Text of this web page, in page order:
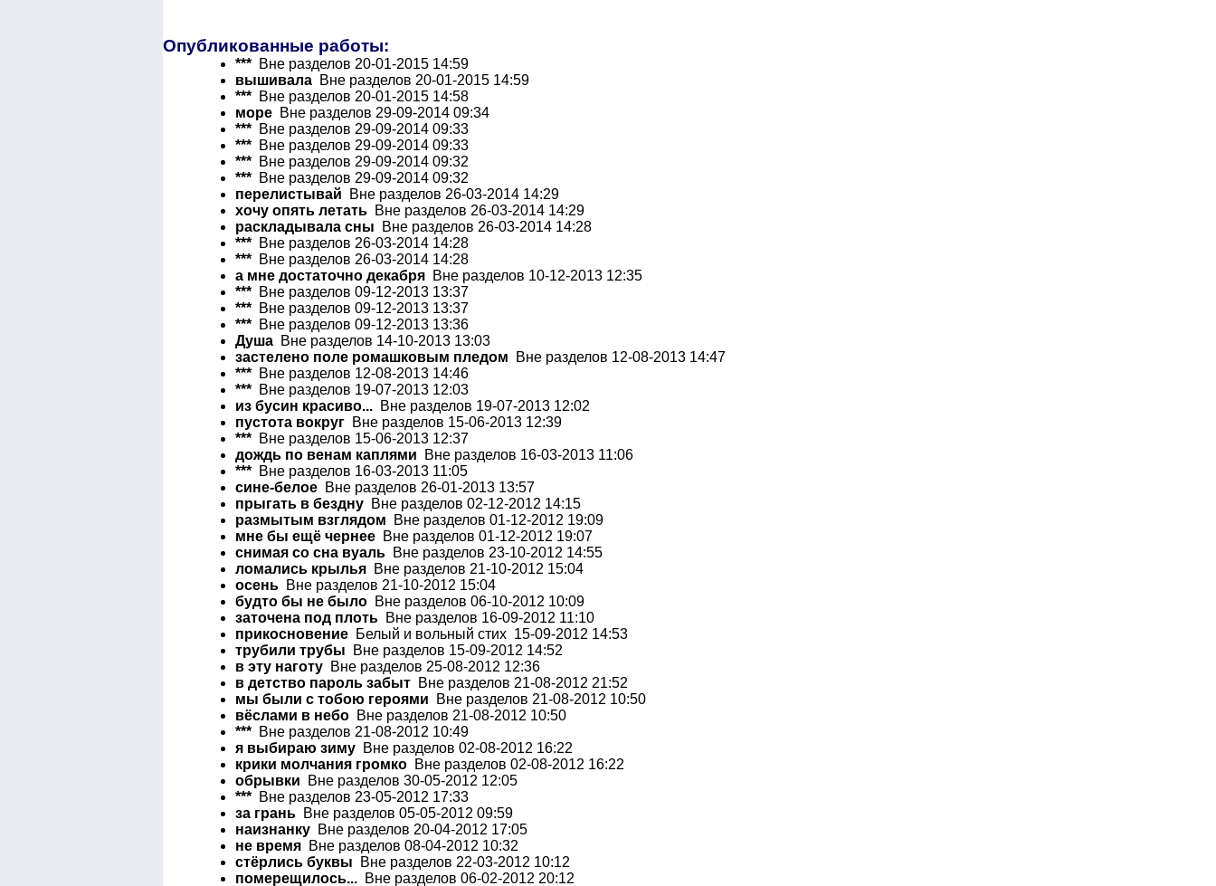
Опубликованные работы:
*** Вне разделов 20-01-2015 14:59
вышивала Вне разделов 20-01-2015 14:59
*** Вне разделов 20-01-2015 14:58
море Вне разделов 29-09-2014 09:34
*** Вне разделов 29-09-2014 09:33
*** Вне разделов 29-09-2014 09:33
*** Вне разделов 29-09-2014 09:32
*** Вне разделов 29-09-2014 09:32
перелистывай Вне разделов 26-03-2014 14:29
хочу опять летать Вне разделов 26-03-2014 14:29
раскладывала сны Вне разделов 26-03-2014 14:28
*** Вне разделов 26-03-2014 14:28
*** Вне разделов 26-03-2014 14:28
а мне достаточно декабря Вне разделов 10-12-2013 12:35
*** Вне разделов 09-12-2013 13:37
*** Вне разделов 09-12-2013 13:37
*** Вне разделов 09-12-2013 13:36
Душа Вне разделов 14-10-2013 13:03
застелено поле ромашковым пледом Вне разделов 12-08-2013 14:47
*** Вне разделов 12-08-2013 14:46
*** Вне разделов 19-07-2013 12:03
из бусин красиво... Вне разделов 19-07-2013 12:02
пустота вокруг Вне разделов 15-06-2013 12:39
*** Вне разделов 15-06-2013 12:37
дождь по венам каплями Вне разделов 16-03-2013 11:06
*** Вне разделов 16-03-2013 11:05
сине-белое Вне разделов 26-01-2013 13:57
прыгать в бездну Вне разделов 02-12-2012 14:15
размытым взглядом Вне разделов 01-12-2012 19:09
мне бы ещё чернее Вне разделов 01-12-2012 19:07
снимая со сна вуаль Вне разделов 23-10-2012 14:55
ломались крылья Вне разделов 21-10-2012 15:04
осень Вне разделов 21-10-2012 15:04
будто бы не было Вне разделов 06-10-2012 10:09
заточена под плоть Вне разделов 16-09-2012 11:10
прикосновение Белый и вольный стих 15-09-2012 14:53
трубили трубы Вне разделов 15-09-2012 14:52
в эту наготу Вне разделов 25-08-2012 12:36
в детство пароль забыт Вне разделов 21-08-2012 21:52
мы были с тобою героями Вне разделов 21-08-2012 10:50
вёслами в небо Вне разделов 21-08-2012 10:50
*** Вне разделов 21-08-2012 10:49
я выбираю зиму Вне разделов 02-08-2012 16:22
крики молчания громко Вне разделов 02-08-2012 16:22
обрывки Вне разделов 30-05-2012 12:05
*** Вне разделов 23-05-2012 17:33
за грань Вне разделов 05-05-2012 09:59
наизнанку Вне разделов 20-04-2012 17:05
не время Вне разделов 08-04-2012 10:32
стёрлись буквы Вне разделов 22-03-2012 10:12
померещилось... Вне разделов 06-02-2012 20:12